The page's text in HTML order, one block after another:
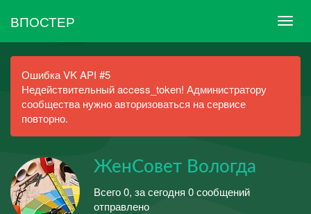
ВПОСТЕР
Ошибка VK API #5
Недействительный access_token! Администратору
сообщества нужно авторизоваться на сервисе
повторно.
ЖенСовет Вологда
Всего 0, за сегодня 0 сообщений
отправлено